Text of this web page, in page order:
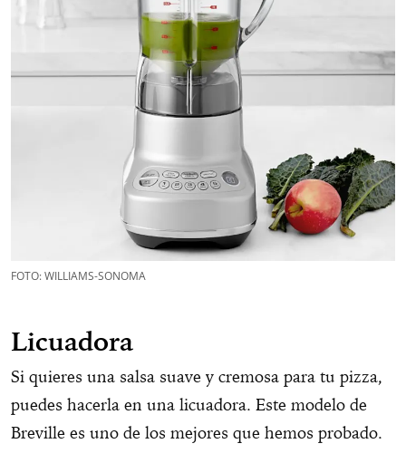
FOTO: WILLIAMS-SONOMA
Licuadora
Si quieres una salsa suave y cremosa para tu pizza,
puedes hacerla en una licuadora. Este modelo de
Breville es uno de los mejores que hemos probado.